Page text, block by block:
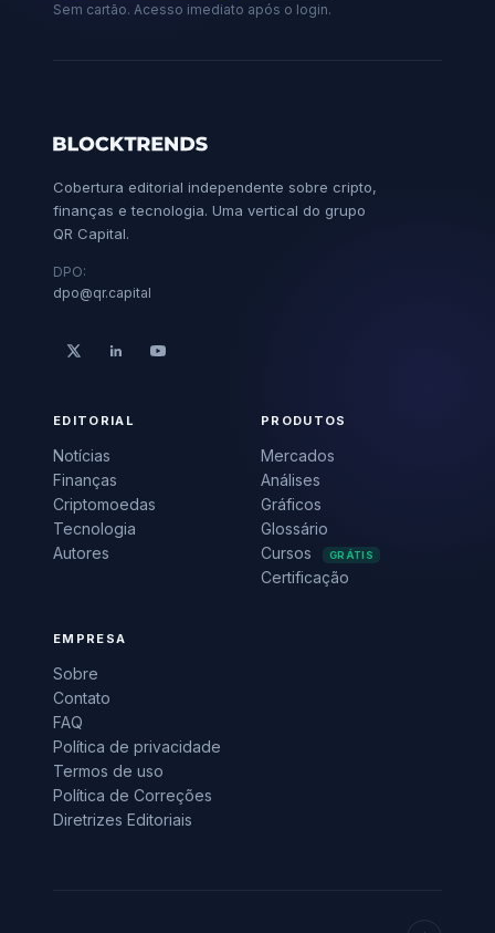
Sem cartão. Acesso imediato após o login.
Cobertura editorial independente sobre cripto,
finanças e tecnologia. Uma vertical do grupo
QR Capital.
DPO:
dpo@qr.capital
EDITORIAL
Notícias
Finanças
Criptomoedas
Tecnologia
Autores
PRODUTOS
Mercados
Análises
Gráficos
Glossário
Cursos
GRÁTIS
Certificação
EMPRESA
Sobre
Contato
FAQ
Política de privacidade
Termos de uso
Política de Correções
Diretrizes Editoriais